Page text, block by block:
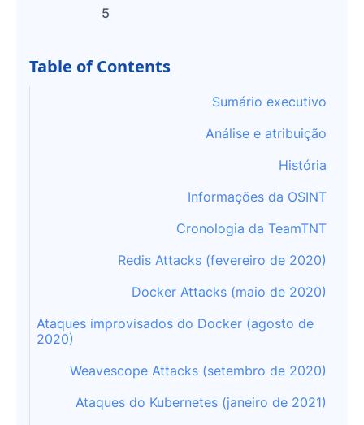
5
Table of Contents
Sumário executivo
Análise e atribuição
História
Informações da OSINT
Cronologia da TeamTNT
Redis Attacks (fevereiro de 2020)
Docker Attacks (maio de 2020)
Ataques improvisados do Docker (agosto de
2020)
Weavescope Attacks (setembro de 2020)
Ataques do Kubernetes (janeiro de 2021)